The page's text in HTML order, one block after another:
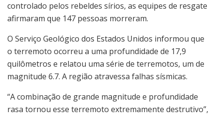
controlado pelos rebeldes sírios, as equipes de resgate
afirmaram que 147 pessoas morreram.
O Serviço Geológico dos Estados Unidos informou que
o terremoto ocorreu a uma profundidade de 17,9
quilômetros e relatou uma série de terremotos, um de
magnitude 6.7. A região atravessa falhas sísmicas.
“A combinação de grande magnitude e profundidade
rasa tornou esse terremoto extremamente destrutivo”,